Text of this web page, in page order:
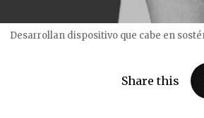
Desarrollan dispositivo que cabe en
Share this